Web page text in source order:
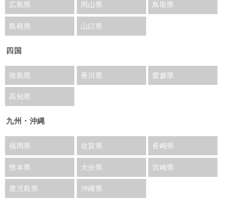
広島県 岡山県 鳥取県
島根県 山口県
四国
徳島県 香川県 愛媛県
高知県
九州・沖縄
福岡県 佐賀県 長崎県
熊本県 大分県 宮崎県
鹿児島県 沖縄県